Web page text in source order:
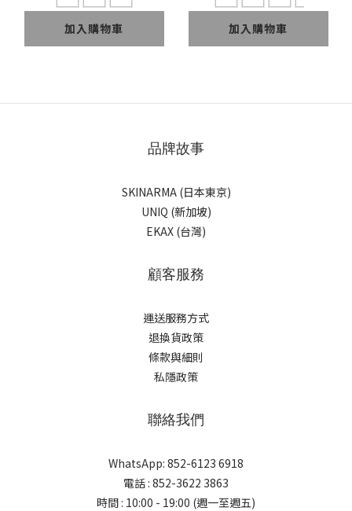
加入購物車 加入購物車
品牌故事
SKINARMA (日本東京)
UNIQ (新加坡)
EKAX (台灣)
顧客服務
運送服務方式
退換貨政策
條款與細則
私隱政策
聯絡我們
WhatsApp: 852-6123 6918
電話 : 852-3622 3863
時間 : 10:00 - 19:00 (週一至週五)